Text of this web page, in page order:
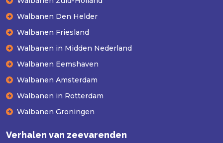
Walbanen Den Helder
Walbanen Friesland
Walbanen in Midden Nederland
Walbanen Eemshaven
Walbanen Amsterdam
Walbanen in Rotterdam
Walbanen Groningen
Verhalen van zeevarenden